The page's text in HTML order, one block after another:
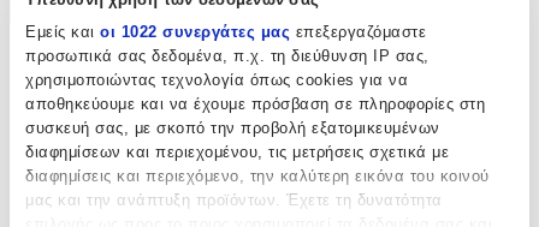
Εμείς και οι 1022 συνεργάτες μας επεξεργαζόμαστε
προσωπικά σας δεδομένα, π.χ. τη διεύθυνση IP σας,
χρησιμοποιώντας τεχνολογία όπως cookies για να
αποθηκεύουμε και να έχουμε πρόσβαση σε πληροφορίες στη
συσκευή σας, με σκοπό την προβολή εξατομικευμένων
διαφημίσεων και περιεχομένου, τις μετρήσεις σχετικά με
διαφημίσεις και περιεχόμενο, την καλύτερη εικόνα του κοινού
μας και την ανάπτυξη προϊόντων. Έχετε τη δυνατότητα
Χαρακτηριστικά
Κατασκευαστής:
Merinos
Βασικά Χαρακτηριστικά